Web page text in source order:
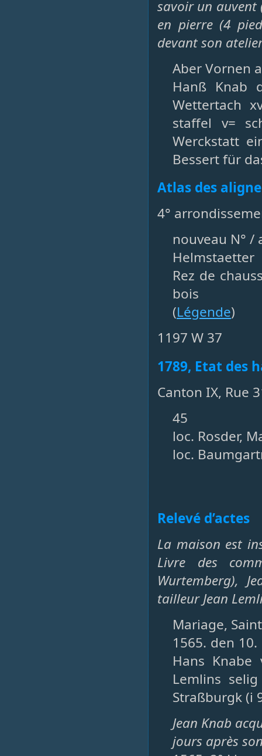
savoir un auvent
en pierre (4
devant son
Aber Vornen
Hanß Knab
Wettertach
staffel v=
Werckstatt
Bessert für
Atlas des
4°
nouveau N° /
Helmstaetter
Rez de
bois
(Légende)
1197 W 37
1789, Etat des
Canton IX, Rue
45
loc. Rosder,
loc.
Relevé d’actes
La maison est
Livre des
Wurtemberg),
tailleur Jean
Mariage,
1565. den
Hans
Lemlins
Straßburgk (i
Jean Knab
jours après